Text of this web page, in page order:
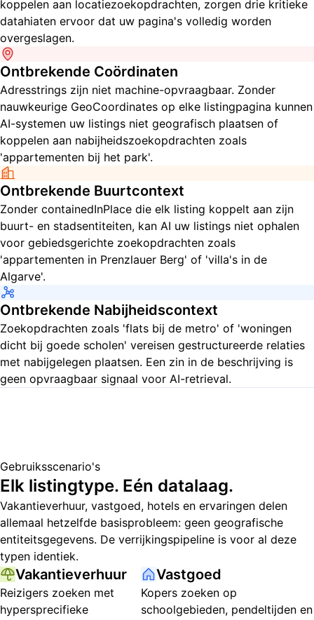
koppelen aan locatiezoekopdrachten, zorgen drie kritieke
datahiaten ervoor dat uw pagina's volledig worden
overgeslagen.
Ontbrekende Coördinaten
Adresstrings zijn niet machine-opvraagbaar. Zonder
nauwkeurige GeoCoordinates op elke listingpagina kunnen
AI-systemen uw listings niet geografisch plaatsen of
koppelen aan nabijheidszoekopdrachten zoals
'appartementen bij het park'.
Ontbrekende Buurtcontext
Zonder containedInPlace die elk listing koppelt aan zijn
buurt- en stadsentiteiten, kan AI uw listings niet ophalen
voor gebiedsgerichte zoekopdrachten zoals
'appartementen in Prenzlauer Berg' of 'villa's in de
Algarve'.
Ontbrekende Nabijheidscontext
Zoekopdrachten zoals 'flats bij de metro' of 'woningen
dicht bij goede scholen' vereisen gestructureerde relaties
met nabijgelegen plaatsen. Een zin in de beschrijving is
geen opvraagbaar signaal voor AI-retrieval.
Gebruiksscenario's
Elk listingtype. Eén datalaag.
Vakantieverhuur, vastgoed, hotels en ervaringen delen
allemaal hetzelfde basisprobleem: geen geografische
entiteitsgegevens. De verrijkingspipeline is voor al deze
typen identiek.
Vakantieverhuur
Reizigers zoeken met
hypersprecifieke
Vastgoed
Kopers zoeken op
schoolgebieden, pendeltijden en